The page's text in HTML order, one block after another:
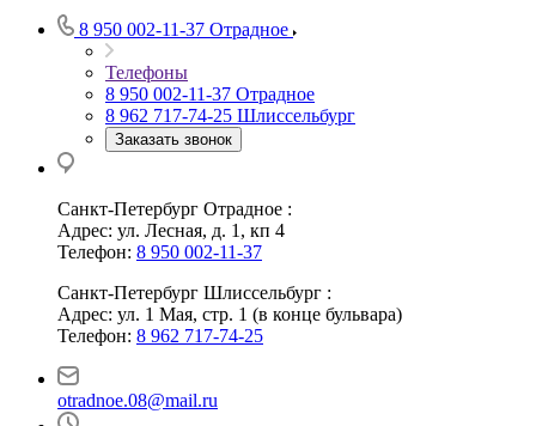
8 950 002-11-37 Отрадное
Телефоны
8 950 002-11-37 Отрадное
8 962 717-74-25 Шлиссельбург
Заказать звонок
Санкт-Петербург Отрадное :
Адрес: ул. Лесная, д. 1, кп 4
Телефон: 8 950 002-11-37
Санкт-Петербург Шлиссельбург :
Адрес: ул. 1 Мая, стр. 1 (в конце бульвара)
Телефон: 8 962 717-74-25
otradnoe.08@mail.ru